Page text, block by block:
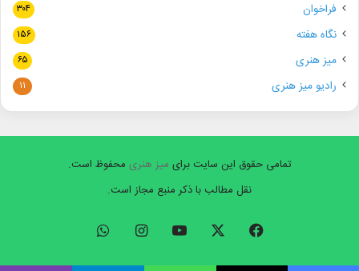
فراخوان ۳۰۴
نگاه هفته ۱۵۶
میز هنری ۶۵
رادیو میز هنری ۱۱
تمامی حقوق این سایت برای میز هنری محفوظ است.
نقل مطالب با ذکر منبع مجاز است.
فیسبوک ایکس یوتیوب اینستاگرام